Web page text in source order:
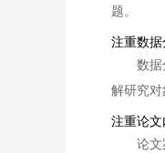
题。
注重数
数
解研究对
注重论
论